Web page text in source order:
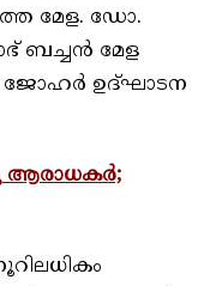
മേള. ഡോ.
ബച്ചന്‍ മേള
ജോഹര്‍ ഉദ്ഘാടന
ആരാധകർ;